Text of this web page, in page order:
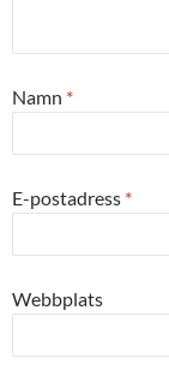
Namn *
E-postadress *
Webbplats